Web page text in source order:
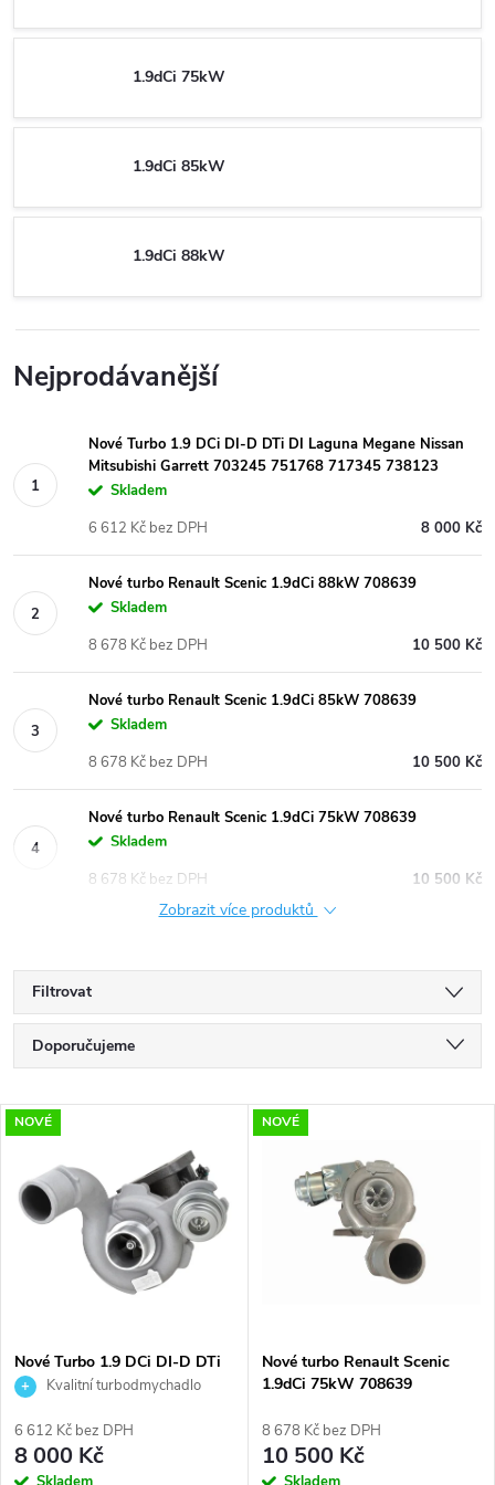
1.9dCi 75kW
1.9dCi 85kW
1.9dCi 88kW
Nejprodávanější
Nové Turbo 1.9 DCi DI-D DTi DI Laguna Megane Nissan
Mitsubishi Garrett 703245 751768 717345 738123
Skladem
8 000 Kč
6 612 Kč bez DPH
Nové turbo Renault Scenic 1.9dCi 88kW 708639
Skladem
10 500 Kč
8 678 Kč bez DPH
Nové turbo Renault Scenic 1.9dCi 85kW 708639
Skladem
10 500 Kč
8 678 Kč bez DPH
Nové turbo Renault Scenic 1.9dCi 75kW 708639
Skladem
10 500 Kč
8 678 Kč bez DPH
Zobrazit více produktů
Filtrovat
Ř
a
e
p
r
Doporučujeme
Nejdražší
Nejprodávanější
Abecedně
V
ý
p
s
p
r
NOVÉ
Nové Turbo 1.9 DCi DI-D DTi
DI Laguna Megane Nissan
751768 717345 738123
Kvalitní turbodmychadlo
6 612 Kč bez DPH
8 000 Kč
NOVÉ
Nové turbo Renault Scenic
1.9dCi 75kW 708639
8 678 Kč bez DPH
10 500 Kč